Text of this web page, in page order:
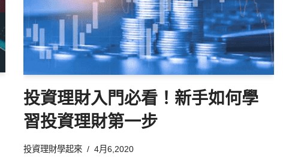
投資理財入門必看！新手如何學
習投資理財第一步
投資理財學起來 4月6,2020